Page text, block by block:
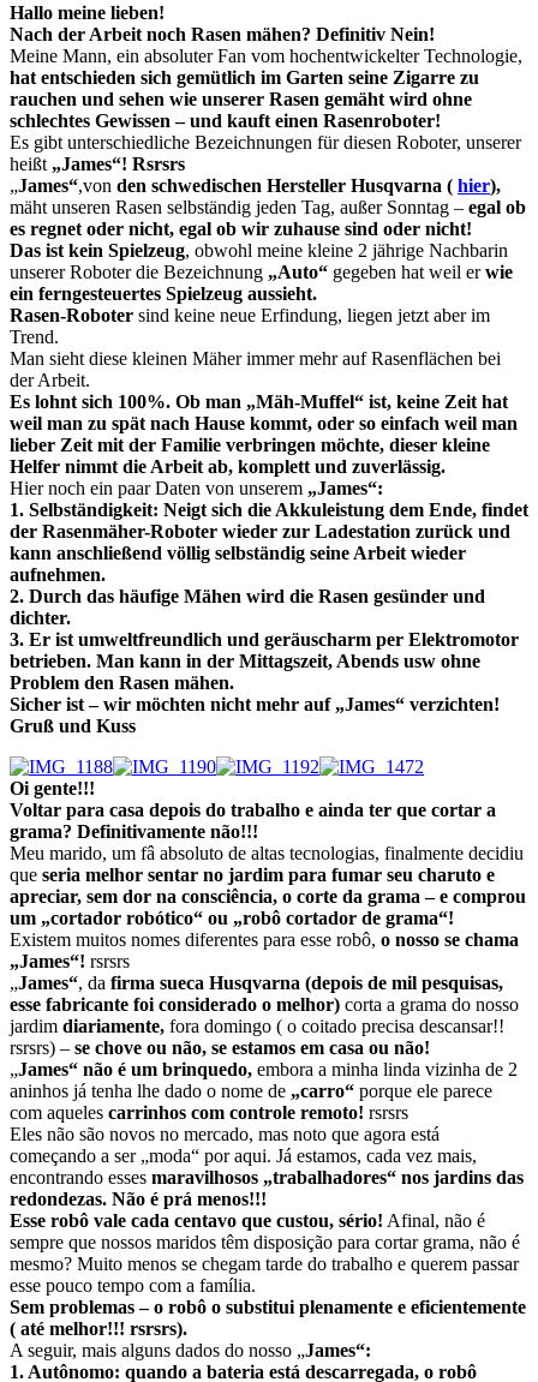
Hallo meine lieben!
Nach der Arbeit noch Rasen mähen? Definitiv Nein!
Meine Mann, ein absoluter Fan vom hochentwickelter Technologie,
hat entschieden sich gemütlich im Garten seine Zigarre zu
rauchen und sehen wie unserer Rasen gemäht wird ohne
schlechtes Gewissen – und kauft einen Rasenroboter!
Es gibt unterschiedliche Bezeichnungen für diesen Roboter, unserer
heißt „James“! Rsrsrs
„James“,von den schwedischen Hersteller Husqvarna ( hier),
mäht unseren Rasen selbständig jeden Tag, außer Sonntag – egal ob
es regnet oder nicht, egal ob wir zuhause sind oder nicht!
Das ist kein Spielzeug, obwohl meine kleine 2 jährige Nachbarin
unserer Roboter die Bezeichnung „Auto“ gegeben hat weil erwie
ein ferngesteuertes Spielzeug aussieht.
Rasen-Roboter sind keine neue Erfindung, liegen jetzt aber im
Trend.
Man sieht diese kleinen Mäher immer mehr auf Rasenflächen bei
der Arbeit.
Es lohnt sich 100%. Ob man „Mäh-Muffel“ ist, keine Zeit hat
weil man zu spät nach Hause kommt, oder so einfach weil man
lieber Zeit mit der Familie verbringen möchte, dieser kleine
Helfer nimmt die Arbeit ab, komplett und zuverlässig.
Hier noch ein paar Daten von unserem „James“:
1. Selbständigkeit: Neigt sich die Akkuleistung dem Ende, findet
der Rasenmäher-Roboter wieder zur Ladestation zurück und
kann anschließend völlig selbständig seine Arbeit wieder
aufnehmen.
2. Durch das häufige Mähen wird die Rasen gesünder und
dichter.
3. Er ist umweltfreundlich und geräuscharm per Elektromotor
betrieben. Man kann in der Mittagszeit, Abends usw ohne
Problem den Rasen mähen.
Sicher ist – wir möchten nicht mehr auf „James“ verzichten!
Gruß und Kuss
Oi gente!!!
Voltar para casa depois do trabalho e ainda ter que cortar a
grama? Definitivamente não!!!
Meu marido, um fâ absoluto de altas tecnologias, finalmente decidiu
que seria melhor sentar no jardim para fumar seu charuto e
apreciar, sem dor na consciência, o corte da grama – e comprou
um „cortador robótico“ ou „robô cortador de grama“!
Existem muitos nomes diferentes para esse robô, o nosso se chama
„James“! rsrsrs
„James“, da firma sueca Husqvarna (depois de mil pesquisas,
esse fabricante foi considerado o melhor) corta a grama do nosso
jardim diariamente, fora domingo ( o coitado precisa descansar!!
rsrsrs) – se chove ou não, se estamos em casa ou não!
„James“ não é um brinquedo, embora a minha linda vizinha de 2
aninhos já tenha lhe dado o nome de „carro“ porque ele parece
com aqueles carrinhos com controle remoto! rsrsrs
Eles não são novos no mercado, mas noto que agora está
começando a ser „moda“ por aqui. Já estamos, cada vez mais,
encontrando esses maravilhosos „trabalhadores“ nos jardins das
redondezas. Não é prá menos!!!
Esse robô vale cada centavo que custou, sério! Afinal, não é
sempre que nossos maridos têm disposição para cortar grama, não é
mesmo? Muito menos se chegam tarde do trabalho e querem passar
esse pouco tempo com a família.
Sem problemas – o robô o substitui plenamente e eficientemente
( até melhor!!! rsrsrs).
A seguir, mais alguns dados do nosso „James“:
1. Autônomo: quando a bateria está descarregada, o robô